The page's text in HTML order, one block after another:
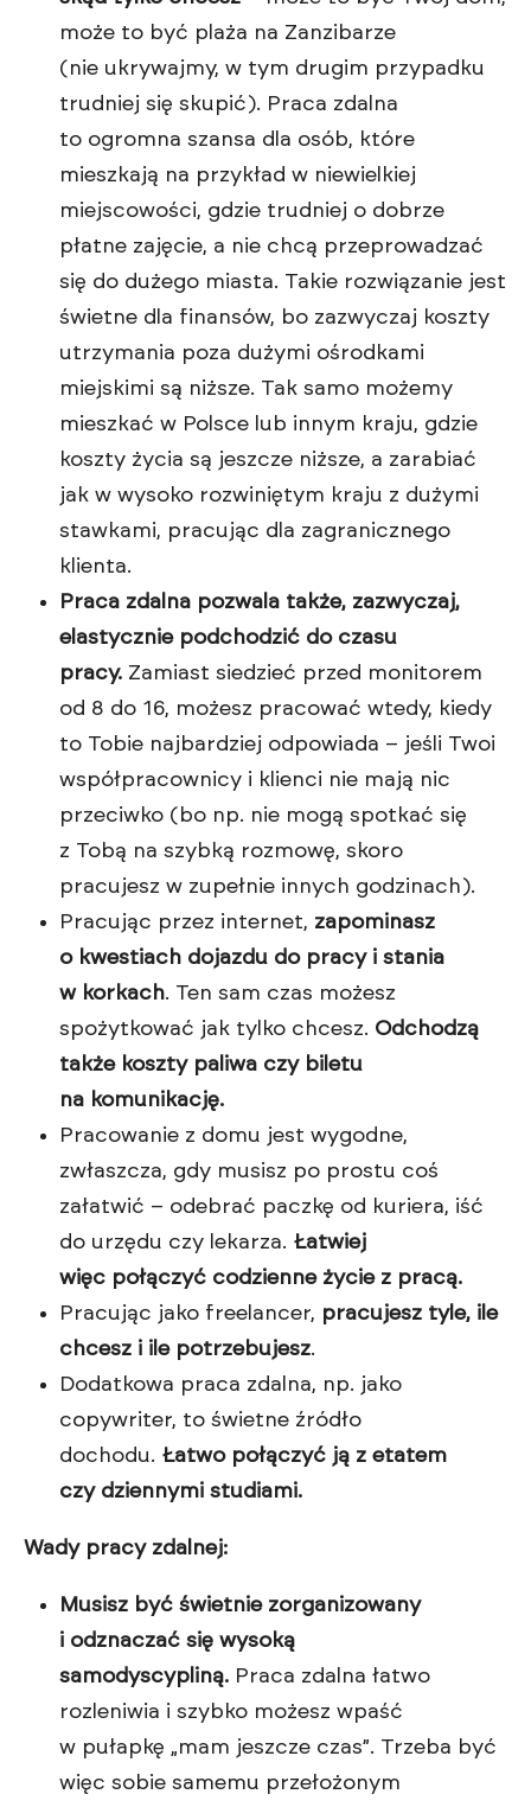
może to być plaża na Zanzibarze
(nie ukrywajmy, w tym drugim przypadku
trudniej się skupić). Praca zdalna
to ogromna szansa dla osób, które
mieszkają na przykład w niewielkiej
miejscowości, gdzie trudniej o dobrze
płatne zajęcie, a nie chcą przeprowadzać
się do dużego miasta. Takie rozwiązanie jest
świetne dla finansów, bo zazwyczaj koszty
utrzymania poza dużymi ośrodkami
miejskimi są niższe. Tak samo możemy
mieszkać w Polsce lub innym kraju, gdzie
koszty życia są jeszcze niższe, a zarabiać
jak w wysoko rozwiniętym kraju z dużymi
stawkami, pracując dla zagranicznego
klienta.
Praca zdalna pozwala także, zazwyczaj,
elastycznie podchodzić do czasu
pracy. Zamiast siedzieć przed monitorem
od 8 do 16, możesz pracować wtedy, kiedy
to Tobie najbardziej odpowiada – jeśli Twoi
współpracownicy i klienci nie mają nic
przeciwko (bo np. nie mogą spotkać się
z Tobą na szybką rozmowę, skoro
pracujesz w zupełnie innych godzinach).
Pracując przez internet, zapominasz
o kwestiach dojazdu do pracy i stania
w korkach. Ten sam czas możesz
spożytkować jak tylko chcesz. Odchodzą
także koszty paliwa czy biletu
na komunikację.
Pracowanie z domu jest wygodne,
zwłaszcza, gdy musisz po prostu coś
załatwić – odebrać paczkę od kuriera, iść
do urzędu czy lekarza. Łatwiej
więc połączyć codzienne życie z pracą.
Pracując jako freelancer, pracujesz tyle, ile
chcesz i ile potrzebujesz.
Dodatkowa praca zdalna, np. jako
copywriter, to świetne źródło
dochodu. Łatwo połączyć ją z etatem
czy dziennymi studiami.
Wady pracy zdalnej:
Musisz być świetnie zorganizowany
i odznaczać się wysoką
samodyscypliną. Praca zdalna łatwo
rozleniwia i szybko możesz wpaść
w pułapkę „mam jeszcze czas”. Trzeba być
więc sobie samemu przełożonym